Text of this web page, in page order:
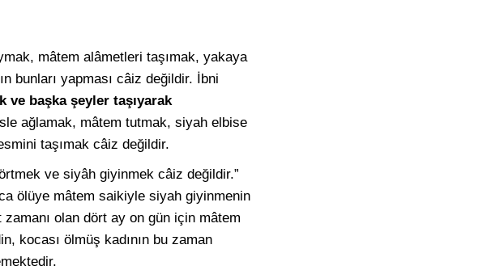
mâtem alâmetleri taşımak, yakaya
bunları yapması câiz değildir. İbni
ve başka şeyler taşıyarak
ağlamak, mâtem tutmak, siyah elbise
taşımak câiz değildir.
ve siyâh giyinmek câiz değildir.”
ölüye mâtem saikiyle siyah giyinmenin
zamanı olan dört ay on gün için mâtem
kocası ölmüş kadının bu zaman